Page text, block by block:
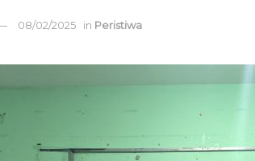
08/02/2025 in Peristiwa